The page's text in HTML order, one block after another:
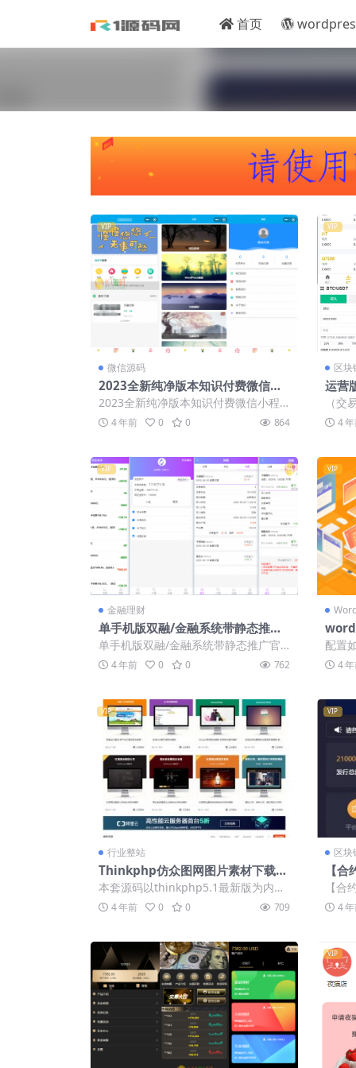
首页
VIP
微信源码
2023全新纯净版本知识付费微信小
程序源码_后台基于thinkphp框架_
内附搭建教程
2023全新纯净版本知识付费微信小程
序源码，搭建安装简单 内附word说明
文档 ...
4 年前 0 0 864
VIP
区块
运营
链
虚拟
（
所...
4
VIP
金融理财
单手机版双融/金融系统带静态推广
官网
单手机版双融/金融系统带静态推广官
网 测试环境PHP56+MYSQL55+apa...
4 年前 0 0 762
VIP
开心
配置
意:虚
都能
4
VIP
行业整站
Thinkphp仿众图网图片素材下载站
源码/资源下载站源码/自适应手机端
本套源码以thinkphp5.1最新版为内
核，以thinkcmf5为后台数据管理...
4 年前 0 0 709
VIP
区块
【
漂
统源
【
区块
测试
4
VIP